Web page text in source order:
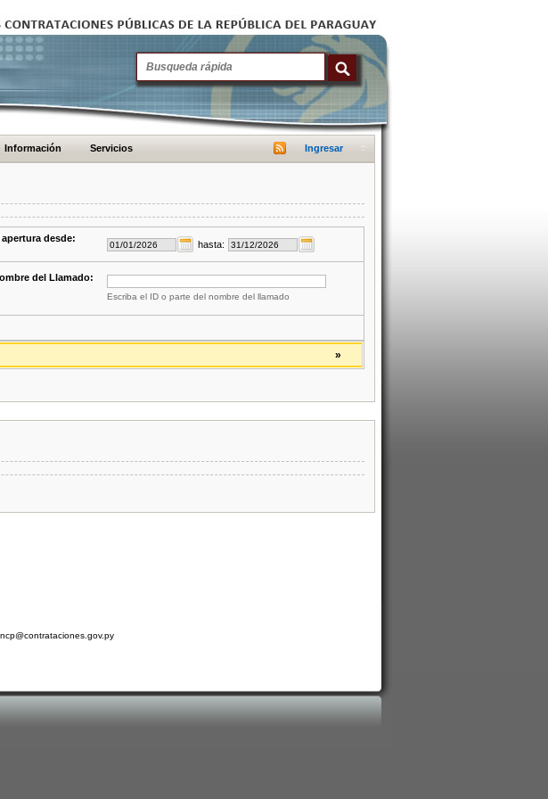
Información Servicios Ingresar
apertura desde:
hasta:
del Llamado:
Escriba el ID o parte del nombre del llamado
»